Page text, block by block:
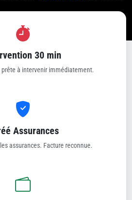
30 min
prête à intervenir immédiatement.
Assurances
assurances. Facture reconnue.